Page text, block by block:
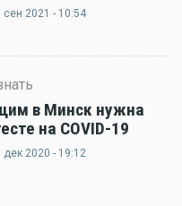
сен 2021 - 10:54
в Минск нужна
на COVID-19
дек 2020 - 19:12